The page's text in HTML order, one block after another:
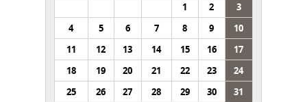
1
2
3
4
5 6 7 8 9
10
11
12 13 14 15 16
17
18
19 20 21 22 23
24
25
26 27 28 29 30 31